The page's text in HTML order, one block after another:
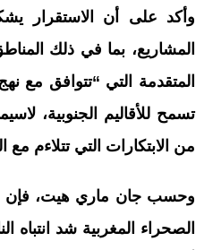
وأكد على أن الاستقرار
المشاريع، بما في ذلك
المتقدمة التي “تتوافق مع
تسمح للأقاليم الجنوبية،
من الابتكارات التي تتلاءم مع
وحسب جان ماري هيت، فإن
الصحراء المغربية شد انتباه